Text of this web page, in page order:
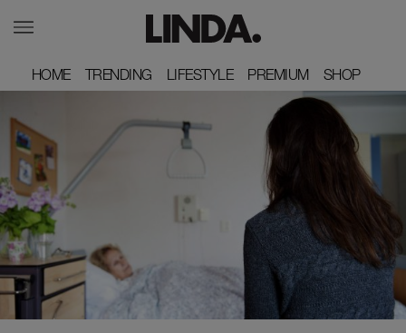
HOME
HOME TRENDING
TRENDING LIFESTYLE
LIFESTYLE PREMIUM
PREMIUM SHOP
SHOP